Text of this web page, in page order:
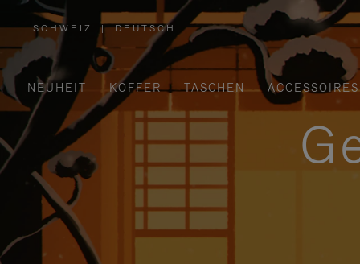
SCHWEIZ
,
WÄHLEN
IHRE
REGION
AUS
| DEUTSCH
NEUHEIT KOFFER TASCHEN ACCESSOIRES